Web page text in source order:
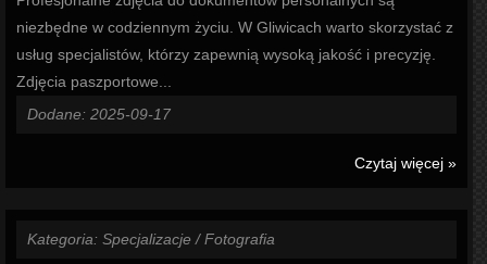
niezbędne w codziennym życiu. W Gliwicach warto skorzystać z
usług specjalistów, którzy zapewnią wysoką jakość i precyzję.
Zdjęcia paszportowe...
Dodane: 2025-09-17
Czytaj więcej »
Kategoria: Specjalizacje / Fotografia